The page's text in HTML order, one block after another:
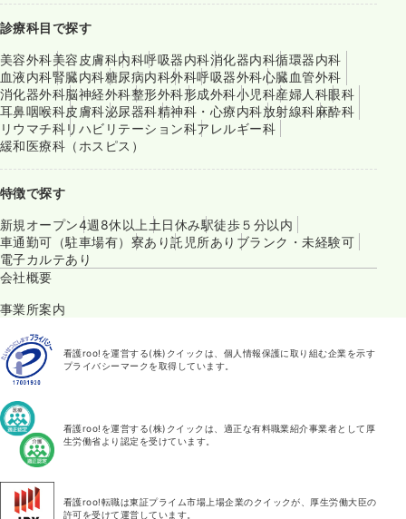
診療科目で探す
美容外科美容皮膚科内科呼吸器内科消化器内科循環器内科
血液内科腎臓内科糖尿病内科外科呼吸器外科心臓血管外科
消化器外科脳神経外科整形外科形成外科小児科産婦人科眼科
耳鼻咽喉科皮膚科泌尿器科精神科・心療内科放射線科麻酔科
リウマチ科リハビリテーション科アレルギー科
緩和医療科（ホスピス）
特徴で探す
新規オープン4週8休以上 土日休み駅徒歩５分以内
車通勤可（駐車場有） 寮あり託児所あり ブランク・未経験可
電子カルテあり
会社概要
事業所案内
看護roo!を運営する(株)クイックは、個人情報保護に取り組む企業を示す
プライバシーマークを取得しています。
看護roo!を運営する(株)クイックは、適正な有料職業紹介事業者として厚
生労働省より認定を受けています。
看護roo!転職は東証プライム市場上場企業のクイックが、厚生労働大臣の
許可を受けて運営しています。